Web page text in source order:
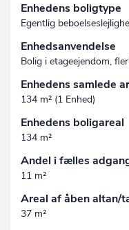
Enhedens boligtype
Egentlig
Enhedsanvendelse
Bolig i etageejendom,
Enhedens samlede
134 m² (1 Enhed)
Enhedens boligareal
134 m²
Andel i fælles
11 m²
Areal af åben altan/
37 m²